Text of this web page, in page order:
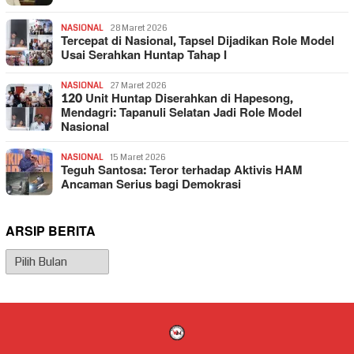
NASIONAL 28 Maret 2026
Tercepat di Nasional, Tapsel Dijadikan Role Model
Usai Serahkan Huntap Tahap I
NASIONAL 27 Maret 2026
120 Unit Huntap Diserahkan di Hapesong,
Mendagri: Tapanuli Selatan Jadi Role Model
Nasional
NASIONAL 15 Maret 2026
Teguh Santosa: Teror terhadap Aktivis HAM
Ancaman Serius bagi Demokrasi
ARSIP BERITA
Arsip
Berita